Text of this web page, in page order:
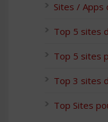
Sites / Apps
Top 5 sites
Top 5 sites
Top 3 sites
Top Sites